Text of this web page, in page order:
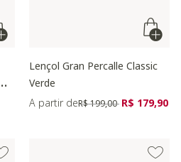
Lençol Gran Percalle Classic
Verde
A partir dePreço reduzido de
R$ 199,00 para
R$ 179,90